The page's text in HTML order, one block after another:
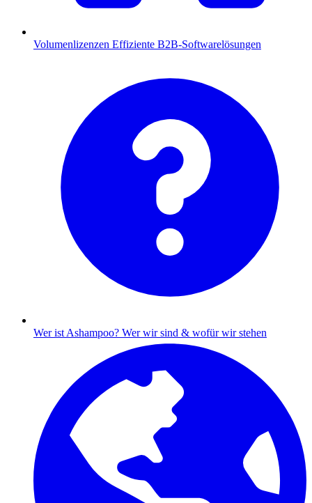
Volumenlizenzen Effiziente B2B-Softwarelösungen
Wer ist Ashampoo? Wer wir sind & wofür wir stehen